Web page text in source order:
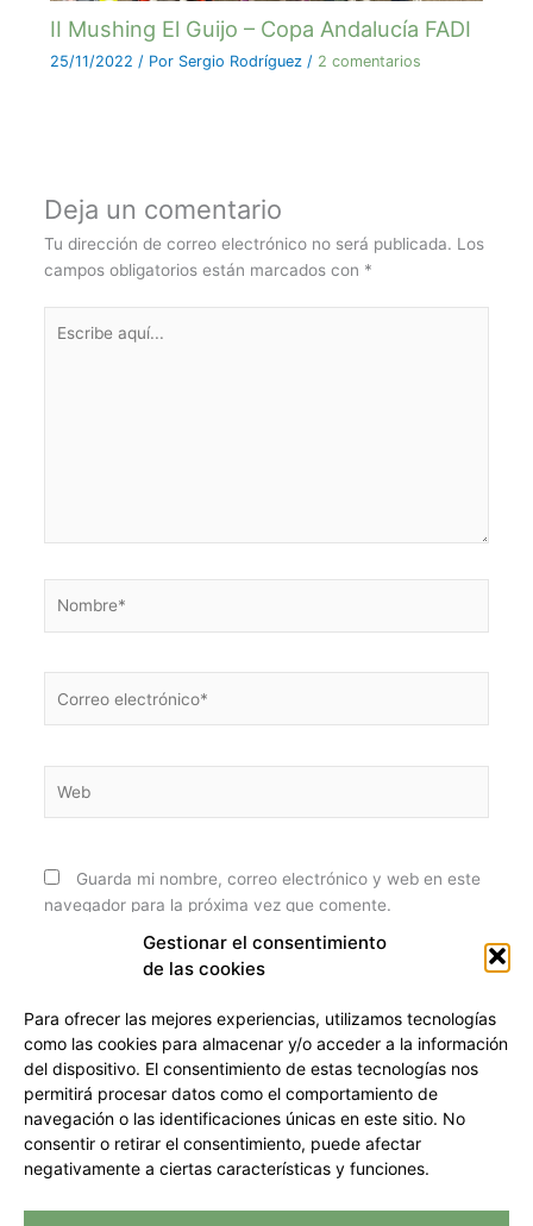
Gestionar el consentimiento
de las cookies
Para ofrecer las mejores experiencias, utilizamos tecnologías
como las cookies para almacenar y/o acceder a la información
del dispositivo. El consentimiento de estas tecnologías nos
permitirá procesar datos como el comportamiento de
navegación o las identificaciones únicas en este sitio. No
consentir o retirar el consentimiento, puede afectar
negativamente a ciertas características y funciones.
II Mushing El Guijo – Copa Andalucía FADI
25/11/2022 / Por Sergio Rodríguez / 2 comentarios
Deja un comentario
Tu dirección de correo electrónico no será publicada. Los
campos obligatorios están marcados con *
aquí...
electrónico*
Guarda mi nombre, correo electrónico y web en este
navegador para la próxima vez que comente.
Privacidad y Cookies (UE)
Términos y condiciones
info@mussukteam.com| +34 676 68 97 71